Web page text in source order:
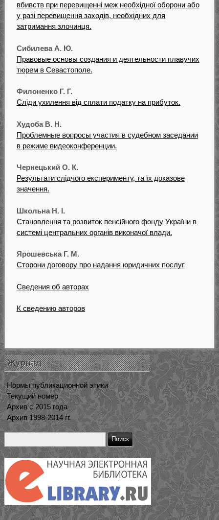
вбивств при перевищенні меж необхідної оборони або
у разі перевищення заходів, необхідних для
затримання злочинця.
Сибилева А. Ю.
Правовые основы создания и деятельности плавучих
тюрем в Севастополе.
Филоненко Г. Г.
Сліди ухилення від сплати податку на прибуток.
Худоба В. Н.
Проблемные вопросы участия в судебном заседании
в режиме видеоконференции.
Чернецький О. К.
Результати слідчого експерименту, та їх доказове
значення.
Школьна Н. І.
Становлення та розвиток пенсійного фонду України в
системі центральних органів виконачої влади.
Ярошевська Г. М.
Сторони договору про надання юридичних послуг
Сведения об авторах
К сведению авторов
Журнал
Нормы публикационной этики
Текущий номер
Архив с 2015 года
Архив 1998-2014 гг.